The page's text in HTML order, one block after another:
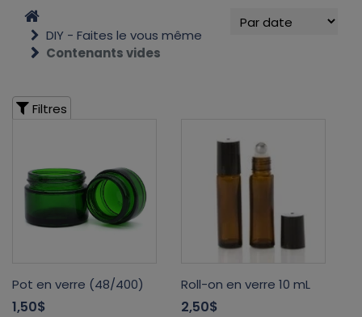
DIY - Faites le vous même
Contenants vides
Filtres
Pot en verre (48/400)
1,50$
Roll-on en verre 10 mL
2,50$